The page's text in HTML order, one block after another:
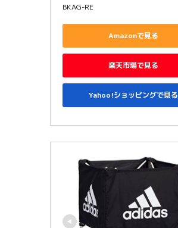
BKAG-RE
Amazonで見る
楽天市場で見る
Yahoo!ショッピングで見る